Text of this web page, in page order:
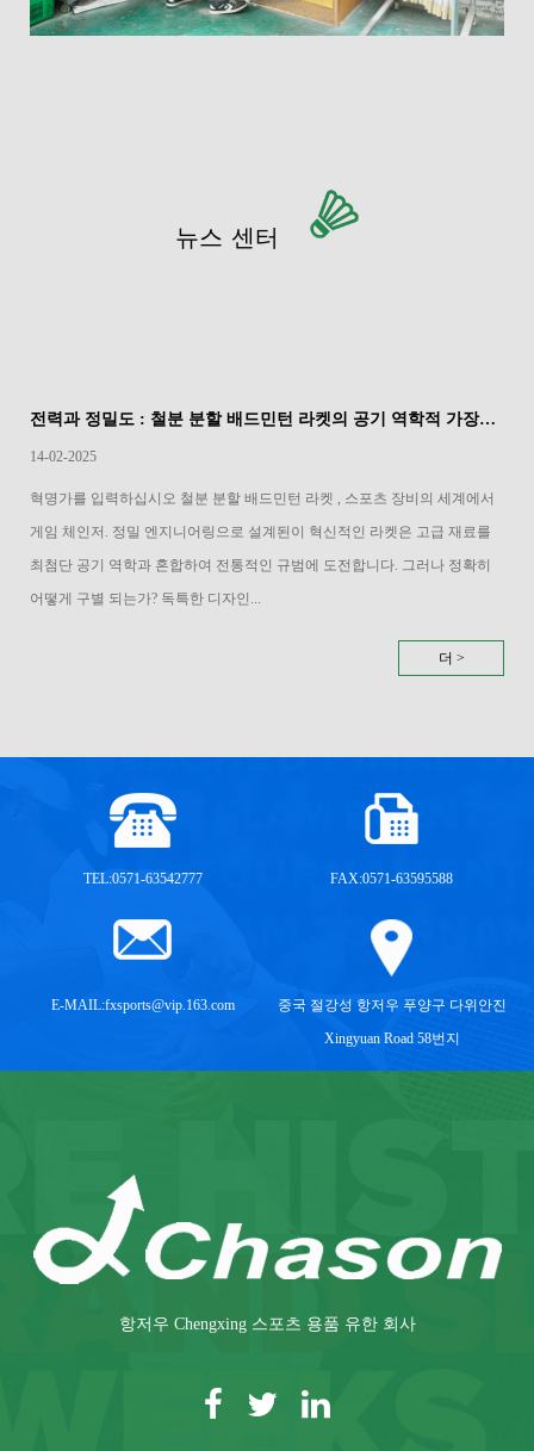
뉴스 센터
전력과 정밀도 : 철분 분할 배드민턴 라켓의 공기 역학적 가장자리
14-02-2025
혁명가를 입력하십시오 철분 분할 배드민턴 라켓 , 스포츠 장비의 세계에서
게임 체인저. 정밀 엔지니어링으로 설계된이 혁신적인 라켓은 고급 재료를
최첨단 공기 역학과 혼합하여 전통적인 규범에 도전합니다. 그러나 정확히
어떻게 구별 되는가? 독특한 디자인...
더 >
TEL:0571-63542777 FAX:0571-63595588
E-MAIL:fxsports@vip.163.com
중국 절강성 항저우 푸양구 다위안진
Xingyuan Road 58번지
항저우 Chengxing 스포츠 용품 유한 회사